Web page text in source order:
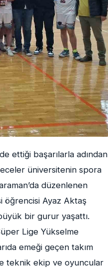
ettiği başarılarla adından
üniversitenin spora
düzenlenen
öğrencisi Ayaz Aktaş
bir gurur yaşattı.
Lige Yükselme
emeği geçen takım
teknik ekip ve oyuncular